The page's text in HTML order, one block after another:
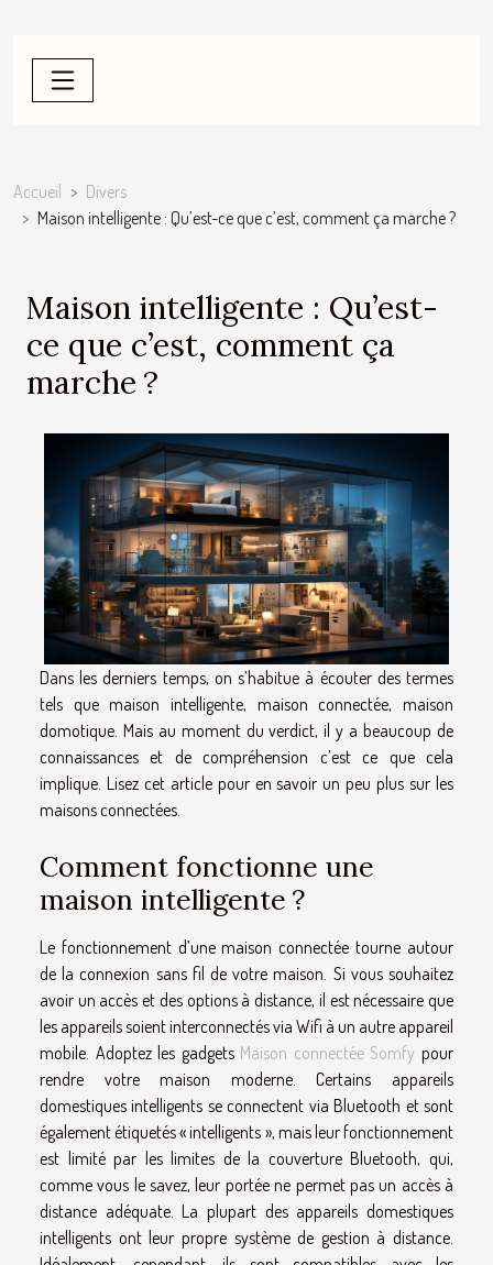
Accueil
Divers
Maison intelligente : Qu’est-ce que c’est, comment ça marche ?
Maison intelligente : Qu’est-
ce que c’est, comment ça
marche ?
Dans les derniers temps, on s’habitue à écouter des termes
tels que maison intelligente, maison connectée, maison
domotique. Mais au moment du verdict, il y a beaucoup de
connaissances et de compréhension c’est ce que cela
implique. Lisez cet article pour en savoir un peu plus sur les
maisons connectées.
Comment fonctionne une
maison intelligente ?
Le fonctionnement d’une maison connectée tourne autour
de la connexion sans fil de votre maison. Si vous souhaitez
avoir un accès et des options à distance, il est nécessaire que
les appareils soient interconnectés via Wifi à un autre appareil
mobile. Adoptez les gadgets Maison connectée Somfy pour
rendre votre maison moderne. Certains appareils
domestiques intelligents se connectent via Bluetooth et sont
également étiquetés « intelligents », mais leur fonctionnement
est limité par les limites de la couverture Bluetooth, qui,
comme vous le savez, leur portée ne permet pas un accès à
distance adéquate. La plupart des appareils domestiques
intelligents ont leur propre système de gestion à distance.